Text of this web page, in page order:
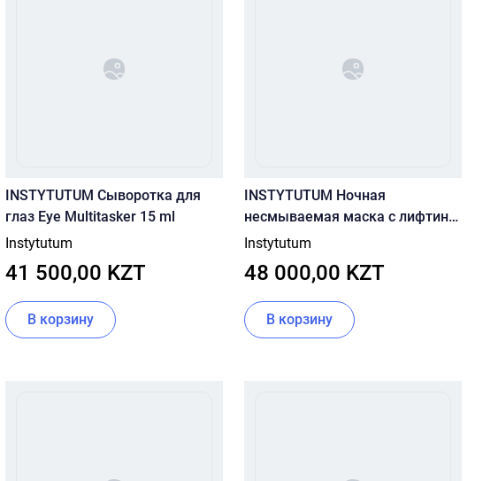
INSTYTUTUM Сыворотка для
глаз Eye Multitasker 15 ml
Instytutum
41 500,00 KZT
В корзину
INSTYTUTUM Ночная
несмываемая маска с лифтинг
эффектом Firmagic 50ml
Instytutum
48 000,00 KZT
В корзину